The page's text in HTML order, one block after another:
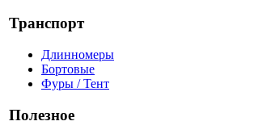
Транспорт
Длинномеры
Бортовые
Фуры / Тент
Полезное